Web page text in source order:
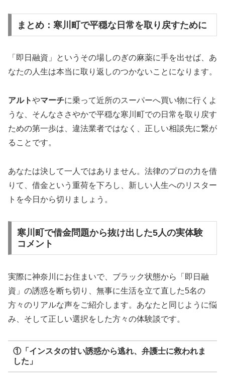
まとめ：寒川町で平穏な日常を取り戻すために
「即日融資」というその場しのぎの麻薬に手を出せば、あ
なたの人生は本当に取り返しのつかないことになります。
アルトやマーチに乗って近所のスーパーへ買い物に行くよ
うな、そんなささやかで平穏な寒川町での日常を取り戻す
ための第一歩は、違法業者ではなく、正しい相談先に繋が
ることです。
あなたは決して一人ではありません。法律のプロの力を借
りて、借金という重荷を下ろし、新しい人生へのリスター
トを今日から切りましょう。
寒川町で借金問題から抜け出した5人の実体験
コメント
実際に神奈川にお住まいで、ブラック状態から「即日融
資」の誘惑を断ち切り、無事に生活を立て直した5名の
方々のリアルな声をご紹介します。あなたと同じように悩
み、そして正しい選択をした方々の体験談です。
①「インスタの甘い誘惑から逃れ、弁護士に救われま
した」